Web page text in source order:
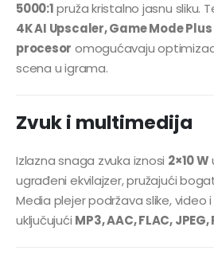
5000:1pruža kristalno jasnu sliku.
4K AI Upscaler, Game Mode Plus
procesor omogućavaju
scena u igrama.
Zvuk i multimedija
Izlazna snaga zvuka iznosi 2×10 W
ugrađeni ekvilajzer, pružajući
Media plejer podržava slike,
uključujući MP3, AAC, FLAC, JPEG,